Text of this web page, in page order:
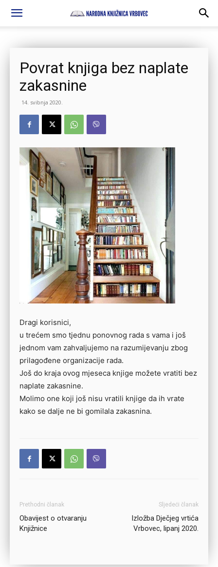
Povrat knjiga bez naplate
zakasnine
14. svibnja 2020.
Dragi korisnici,
u trećem smo tjednu ponovnog rada s vama i još
jednom vam zahvaljujemo na razumijevanju zbog
prilagođene organizacije rada.
Još do kraja ovog mjeseca knjige možete vratiti bez
naplate zakasnine.
Molimo one koji još nisu vratili knjige da ih vrate
kako se dalje ne bi gomilala zakasnina.
Prethodni članak
Obavijest o otvaranju
Knjižnice
Sljedeći članak
Izložba Dječjeg vrtića
Vrbovec, lipanj 2020.